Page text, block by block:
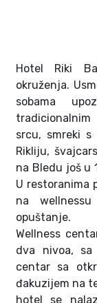
Hotel Riki
okruženja.
sobama
srcu, smreki s
Rikliju,
na Bledu još u
U restoranima
na
opuštanje.
Wellness
dva nivoa,
centar sa
đakuzijem na
hotel se